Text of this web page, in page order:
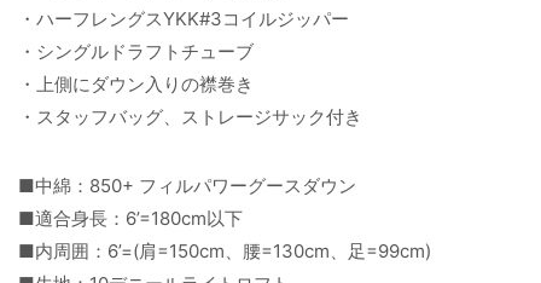
・ハーフレングスYKK#3コイルジッパー
・シングルドラフトチューブ
・上側にダウン入りの襟巻き
・スタッフバッグ、ストレージサック付き
■中綿：850+ フィルパワーグースダウン
■適合身長：6’=180cm以下
■内周囲：6’=(肩=150cm、腰=130cm、足=99cm)